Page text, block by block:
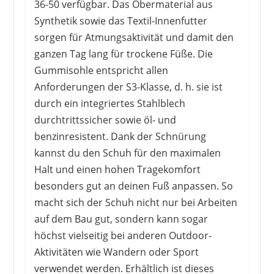
UVEX
124,24 € 91,93 €*
1 2 3 4 5 6 7 8 9
36-50 verfügbar. Das Obermaterial aus
Synthetik sowie das Textil-Innenfutter
sorgen für Atmungsaktivität und damit den
ganzen Tag lang für trockene Füße. Die
Gummisohle entspricht allen
Anforderungen der S3-Klasse, d. h. sie ist
durch ein integriertes Stahlblech
durchtrittssicher sowie öl- und
benzinresistent. Dank der Schnürung
kannst du den Schuh für den maximalen
Halt und einen hohen Tragekomfort
besonders gut an deinen Fuß anpassen. So
macht sich der Schuh nicht nur bei Arbeiten
auf dem Bau gut, sondern kann sogar
höchst vielseitig bei anderen Outdoor-
Aktivitäten wie Wandern oder Sport
verwendet werden. Erhältlich ist dieses